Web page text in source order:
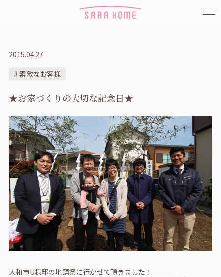
2015.04.27
# 素敵なお客様
★お家づくりの大切な記念日★
大和市U様邸の地鎮祭に行かせて頂きました！